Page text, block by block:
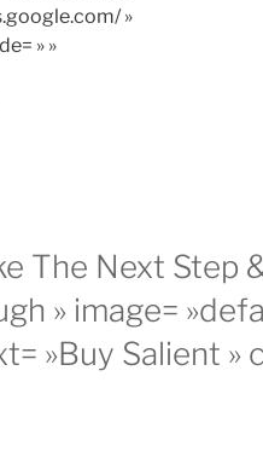
»
» »
The Next Step
» image=
»Buy Salient »